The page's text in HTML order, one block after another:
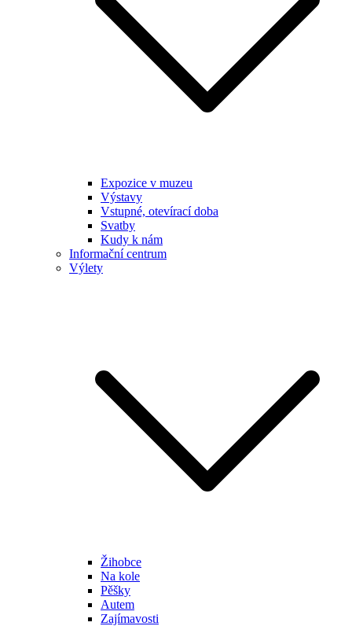
Expozice v muzeu
Výstavy
Vstupné, otevírací doba
Svatby
Kudy k nám
Informační centrum
Výlety
Žihobce
Na kole
Pěšky
Autem
Zajímavosti